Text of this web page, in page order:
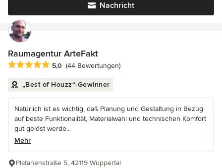
Nachricht
Raumagentur ArteFakt
Durchschnittliche Bewertung: 5 von 5 Sternen
5,0 (44 Bewertungen)
„Best of Houzz“-Gewinner
Natürlich ist es wichtig, daß Planung und Gestaltung in Bezug
auf beste Funktionalität, Materialwahl und technischen Komfort
gut gelöst werde...
Mehr
Platanenstraße 5, 42119 Wuppertal